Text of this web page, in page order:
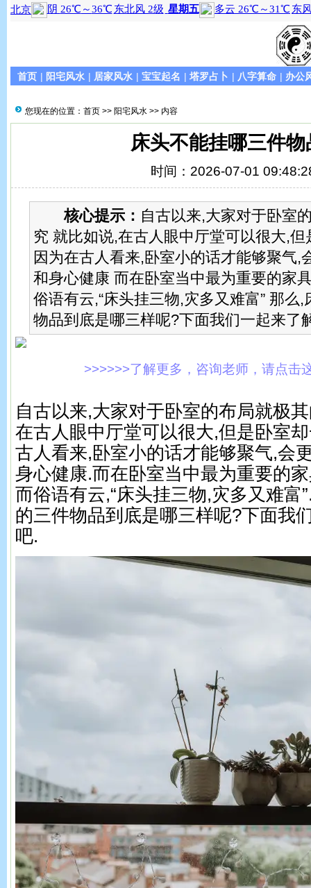
首页 | 阳宅风水 | 居家风水 | 宝宝起名 | 塔罗占卜 | 八字算命 | 办公
您现在的位置： 首页 >> 阳宅风水 >> 内容
床头不能挂哪三件物
时间：2026-07-01
核心提示： 自古以来,大家对于卧室
究 就比如说,在古人眼中厅堂可以很大,
因为在古人看来,卧室小的话才能够聚气,
和身心健康 而在卧室当中最为重要的家
俗语有云,“床头挂三物,灾多又难富” 那么
物品到底是哪三样呢?下面我们一起来了
>>>>>>了解更多，咨询老师，请点击
自古以来,大家对于卧室的布局就极
在古人眼中厅堂可以很大,但是卧室
古人看来,卧室小的话才能够聚气,会
身心健康.而在卧室当中最为重要的
而俗语有云,“床头挂三物,灾多又难富
的三件物品到底是哪三样呢?下面我
吧.